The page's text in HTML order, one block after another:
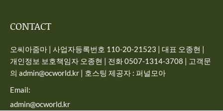
CONTACT
오씨아줌마 | 사업자등록번호 110-20-21523 | 대표 오종현 |
개인정보 보호책임자 오종현 | 전화 0507-1314-3708 | 고객문
의 admin@ocworld.kr | 호스팅 제공자 : 퍼널모아
Email:
admin@ocworld.kr